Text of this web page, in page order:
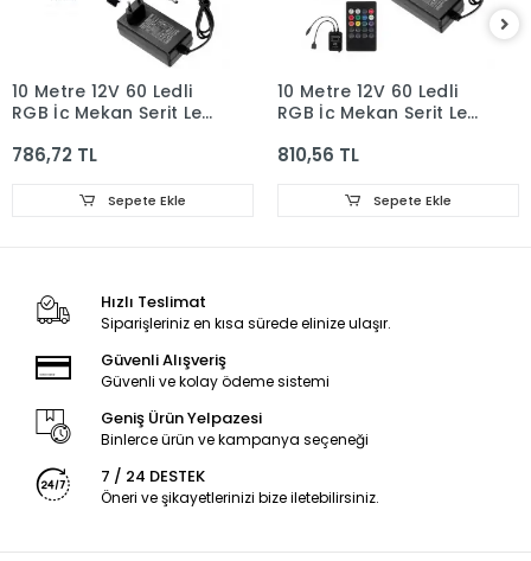
10 Metre 12V 60 Ledli
RGB İç Mekan Şerit Led
Adaptör Bluetoothlu
Kontrol Üniteli Set
786,72 TL
Sepete Ekle
10 Metre 12V 60 Ledli
RGB İç Mekan Şerit Led
Adaptör Sese ve
Kontrol Üniteli Set
810,56 TL
Sepete Ekle
Hızlı Teslimat
Siparişleriniz en kısa sürede elinize ulaşır.
Güvenli Alışveriş
Güvenli ve kolay ödeme sistemi
Geniş Ürün Yelpazesi
Binlerce ürün ve kampanya seçeneği
7 / 24 DESTEK
Öneri ve şikayetlerinizi bize iletebilirsiniz.